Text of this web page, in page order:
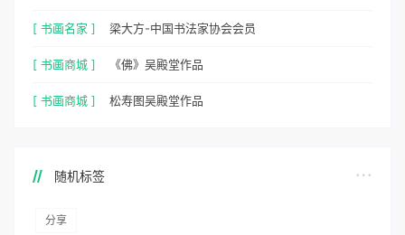
[ 书画名家 ] 梁大方-中国书法家协会会员
[ 书画商城 ] 《佛》吴殿堂作品
[ 书画商城 ] 松寿图吴殿堂作品
随机标签
分享